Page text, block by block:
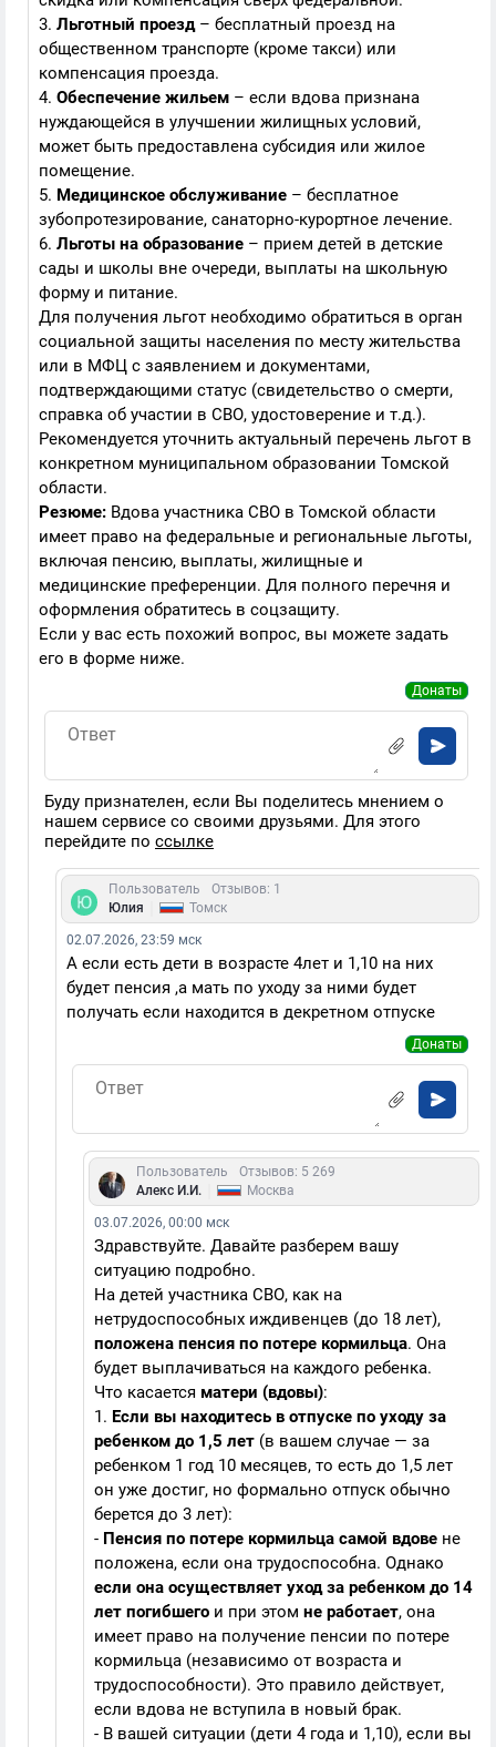
3. Льготный проезд– бесплатный проезд на
общественном транспорте (кроме такси) или
компенсация проезда.
4. Обеспечение жильем – если вдова признана
нуждающейся в улучшении жилищных условий,
может быть предоставлена субсидия или жилое
помещение.
5. Медицинское обслуживание – бесплатное
зубопротезирование, санаторно-курортное лечение.
6. Льготы на образование – прием детей в детские
сады и школы вне очереди, выплаты на школьную
форму и питание.
Для получения льгот необходимо обратиться в орган
социальной защиты населения по месту жительства
или в МФЦ с заявлением и документами,
подтверждающими статус (свидетельство о смерти,
справка об участии в СВО, удостоверение и т.д.).
Рекомендуется уточнить актуальный перечень льгот в
конкретном муниципальном образовании Томской
области.
Резюме: Вдова участника СВО в Томской области
имеет право на федеральные и региональные льготы,
включая пенсию, выплаты, жилищные и
медицинские преференции. Для полного перечня и
оформления обратитесь в соцзащиту.
Если у вас есть похожий вопрос, вы можете задать
его в форме ниже.
Донаты
Буду признателен, если Вы поделитесь мнением о
нашем сервисе со своими друзьями. Для этого
перейдите по ссылке
Пользователь
Отзывов: 1
Юлия
Томск
02.07.2026, 23:59 мск
А если есть дети в возрасте 4лет и 1,10 на них
будет пенсия ,а мать по уходу за ними будет
получать если находится в декретном отпуске
Донаты
Пользователь
Отзывов: 5 269
Алекс И.И.
Москва
03.07.2026, 00:00 мск
Здравствуйте. Давайте разберем вашу
ситуацию подробно.
На детей участника СВО, как на
нетрудоспособных иждивенцев (до 18 лет),
положена пенсия по потере кормильца. Она
будет выплачиваться на каждого ребенка.
Что касается матери (вдовы):
1. Если вы находитесь в отпуске по уходу за
ребенком до 1,5 лет (в вашем случае — за
ребенком 1 год 10 месяцев, то есть до 1,5 лет
он уже достиг, но формально отпуск обычно
берется до 3 лет):
- Пенсия по потере кормильца самой вдове не
положена, если она трудоспособна. Однако
если она осуществляет уход за ребенком до 14
лет погибшего и при этом не работает, она
имеет право на получение пенсии по потере
кормильца (независимо от возраста и
трудоспособности). Это правило действует,
если вдова не вступила в новый брак.
- В вашей ситуации (дети 4 года и 1,10), если вы